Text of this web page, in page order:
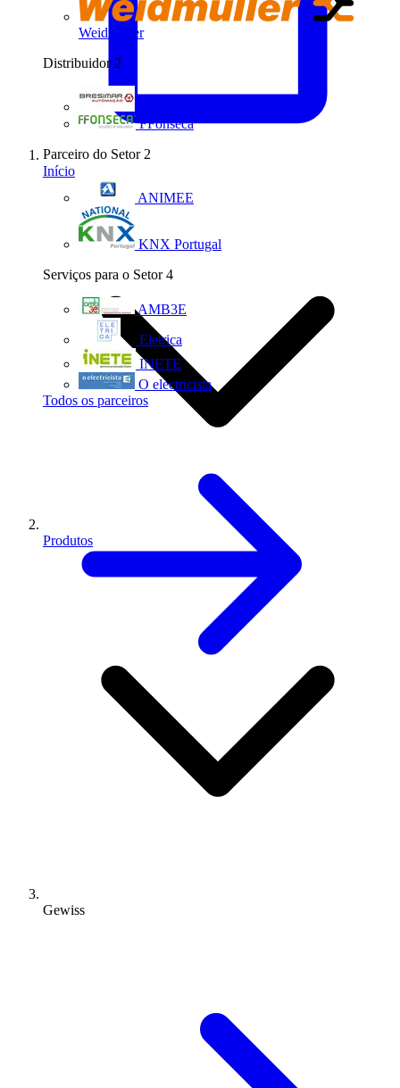
Weidmüller
Distribuidor 2
FFonseca
Parceiro do Setor 2
ANIMEE
KNX Portugal
Serviços para o Setor 4
AMB3E
Eletrica
INETE
O electricista
Todos os parceiros
Início
Produtos
Gewiss